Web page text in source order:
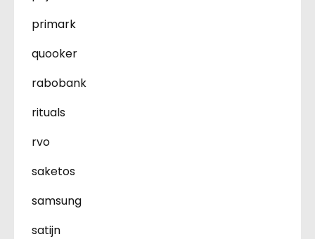
primark
quooker
rabobank
rituals
rvo
saketos
samsung
satijn